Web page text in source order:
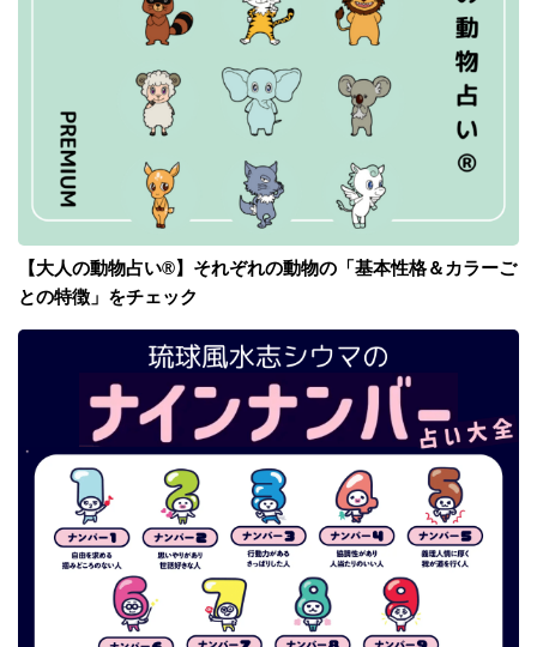
【大人の動物占い®】それぞれの動物の「基本性格＆カラーご
との特徴」をチェック